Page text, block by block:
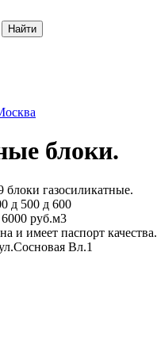
Найти
блоки.
газосиликатные.
д 500 д 600
руб.м3
и имеет паспорт качества.
Вл.1